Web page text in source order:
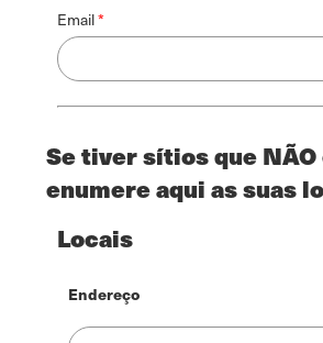
Contato
Email
Se tiver sítios que
enumere aqui as suas
Locais
Endereço
Endereço